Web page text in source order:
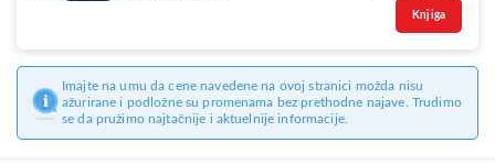
Knjiga
Imajte na umu da cene navedene na ovoj stranici možda nisu
ažurirane i podložne su promenama bez prethodne najave. Trudimo
se da pružimo najtačnije i aktuelnije informacije.